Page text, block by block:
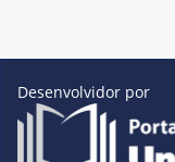
Desenvolvidor por